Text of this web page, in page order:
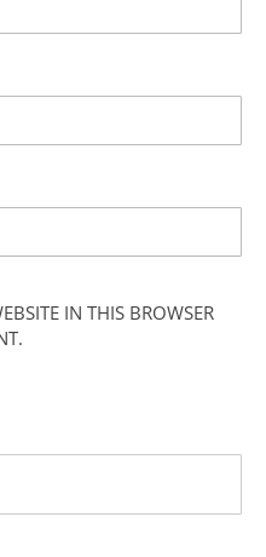
IN THIS BROWSER